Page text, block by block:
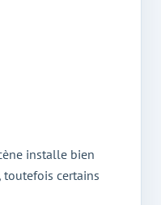
installe bien
certains